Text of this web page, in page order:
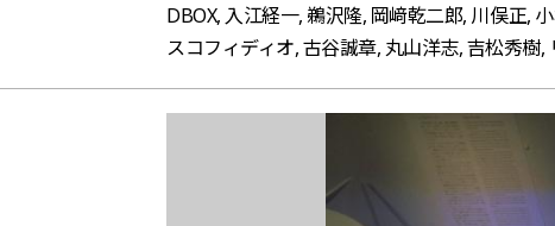
DBOX, 入江経一, 鵜沢隆, 岡﨑乾二郎, 川俣正,
スコフィディオ, 古谷誠章, 丸山洋志, 吉松秀樹